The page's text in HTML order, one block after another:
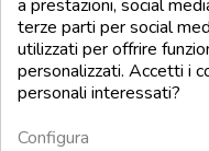
add_shopping_cart
terze parti per social
utilizzati per offrire
personalizzati. Accetti i
personali interessati?
Configura